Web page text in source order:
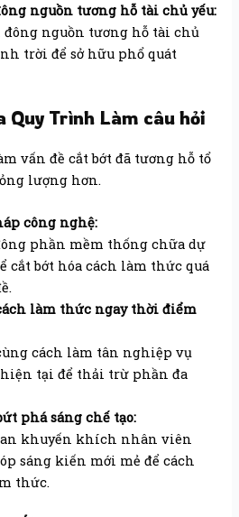
nguồn tương hỗ tài chủ yếu:
nguồn tương hỗ tài chủ
trời để sở hữu phổ quát
Quy Trình Làm câu hỏi
vấn đề cắt bớt đã tương hỗ tổ
lượng hơn.
công nghệ:
phần mềm thống chữa dự
cắt bớt hóa cách làm thức quá
làm thức ngay thời điểm
cách làm tân nghiệp vụ
tại để thải trừ phần đa
phá sáng chế tạo:
khuyến khích nhân viên
sáng kiến mới mẻ để cách
thức.